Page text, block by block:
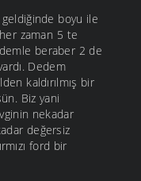
geldiğinde boyu ile
zaman 5 te
beraber 2 de
Dedem
kaldırılmış bir
Biz yani
nekadar
değersiz
ford bir